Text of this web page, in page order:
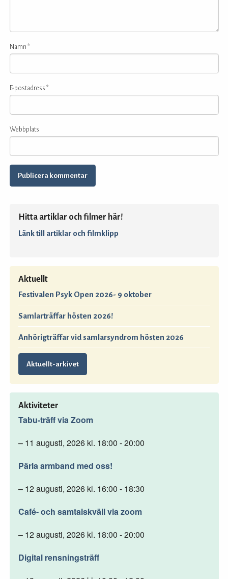
Namn *
E-postadress *
Webbplats
Hitta artiklar och filmer här!
Länk till artiklar och filmklipp
Aktuellt
Festivalen Psyk Open 2026- 9 oktober
Samlarträffar hösten 2026!
Anhörigträffar vid samlarsyndrom hösten 2026
Aktuellt-arkivet
Aktiviteter
Tabu-träff via Zoom
– 11 augusti, 2026 kl. 18:00 - 20:00
Pärla armband med oss!
– 12 augusti, 2026 kl. 16:00 - 18:30
Café- och samtalskväll via zoom
– 12 augusti, 2026 kl. 18:00 - 20:00
Digital rensningsträff